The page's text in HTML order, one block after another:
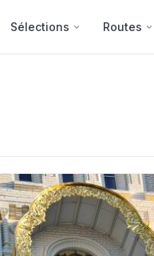
Sélections Routes